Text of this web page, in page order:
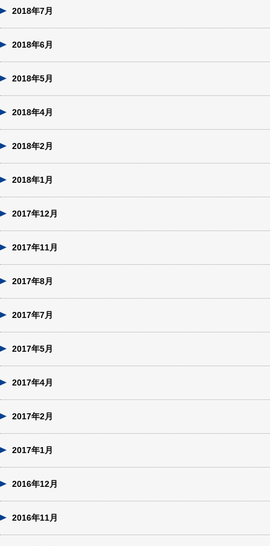
2018年7月
2018年6月
2018年5月
2018年4月
2018年2月
2018年1月
2017年12月
2017年11月
2017年8月
2017年7月
2017年5月
2017年4月
2017年2月
2017年1月
2016年12月
2016年11月